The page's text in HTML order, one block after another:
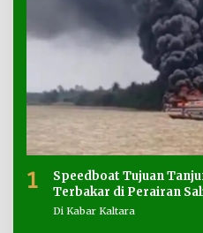
1
Speedboat Tujuan
Terbakar di Perairan
Di Kabar Kaltara